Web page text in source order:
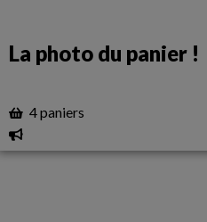
La photo du panier !
4 paniers